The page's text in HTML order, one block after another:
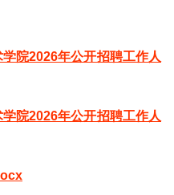
院2026年公开招聘工作人
院2026年公开招聘工作人